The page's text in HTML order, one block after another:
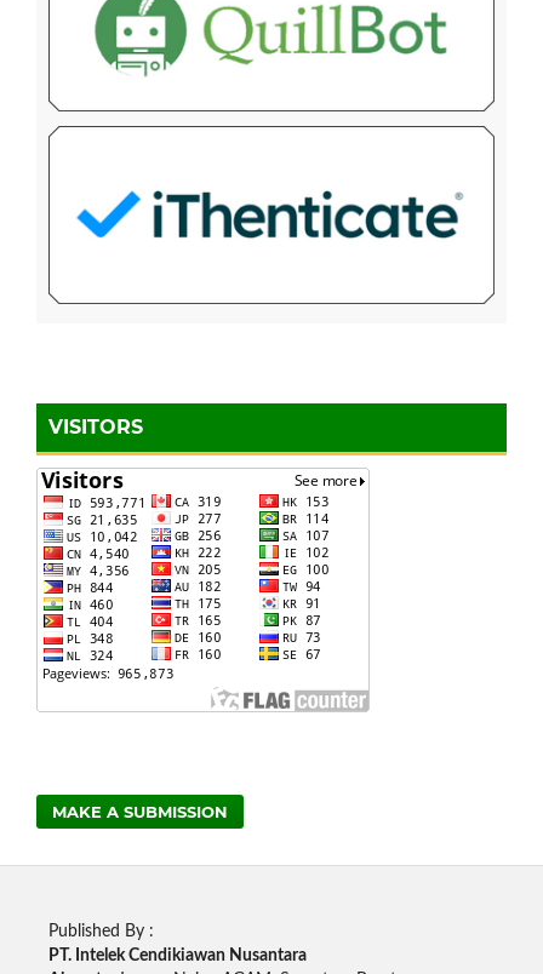
VISITORS
MAKE A SUBMISSION
Published By :
PT. Intelek Cendikiawan Nusantara